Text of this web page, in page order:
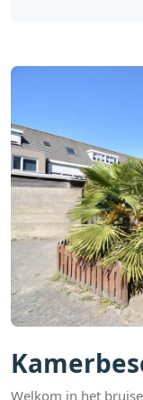
Welkom in het